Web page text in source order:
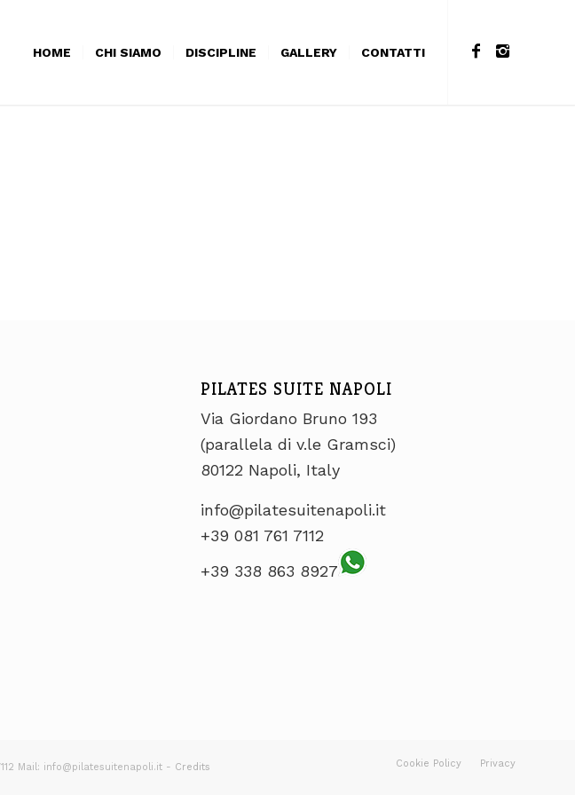
HOME CHI SIAMO DISCIPLINE GALLERY CONTATTI
PILATES SUITE NAPOLI
Via Giordano Bruno 193
(parallela di v.le Gramsci)
80122 Napoli, Italy
info@pilatesuitenapoli.it
+39 081 761 7112
+39 338 863 8927
Mail: info@pilatesuitenapoli.it - Credits Cookie Policy Privacy